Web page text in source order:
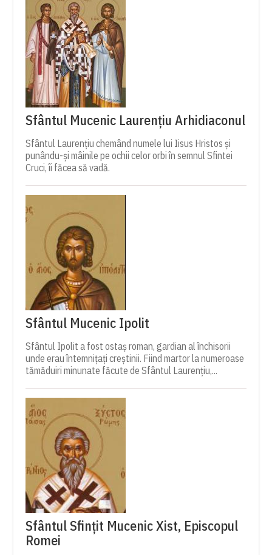
Sfântul Mucenic Laurențiu Arhidiaconul
Sfântul Laurențiu chemând numele lui Iisus Hristos și
punându-și mâinile pe ochii celor orbi în semnul Sfintei
Cruci, îi făcea să vadă.
Sfântul Mucenic Ipolit
Sfântul Ipolit a fost ostaș roman, gardian al închisorii
unde erau întemnițați creștinii. Fiind martor la numeroase
tămăduiri minunate făcute de Sfântul Laurențiu,...
Sfântul Sfințit Mucenic Xist, Episcopul
Romei